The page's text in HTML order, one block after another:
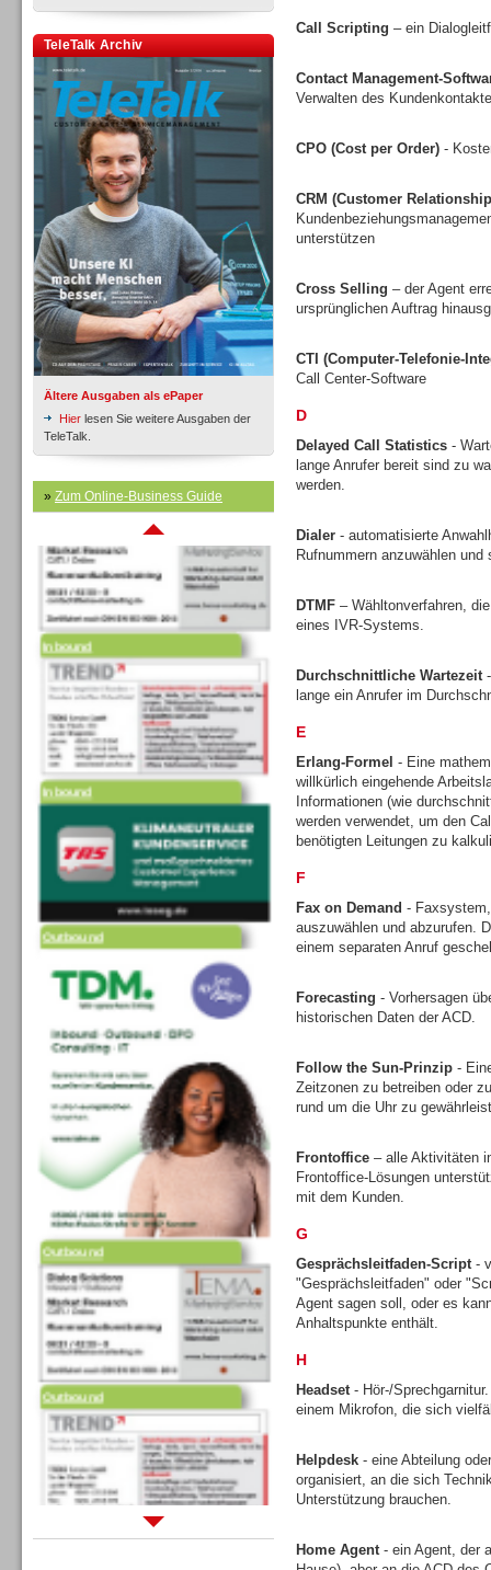
TeleTalk Archiv
Ältere Ausgaben als ePaper
Hier lesen Sie weitere Ausgaben der
TeleTalk.
» Zum Online-Business Guide
Inbound
Inbound
Inbound
Inbound
Inbound
Outbound
Outbound
Outbound
Sprachdialogsysteme u. Ki/
Call Scripting – ein
Contact Management-
Verwalten des
CPO (Cost per Order) -
CRM (Customer
unterstützen
Cross Selling – der Agent
ursprünglichen Auftrag
CTI (Computer-Telefonie-
Call Center-Software
D
Delayed Call Statistics -
lange Anrufer bereit sind zu
werden.
Dialer - automatisierte
Rufnummern anzuwählen
DTMF – Wähltonverfahren,
eines IVR-Systems.
Durchschnittliche Wartezeit-
lange ein Anrufer im
E
Erlang-Formel - Eine
willkürlich eingehende
Informationen (wie
werden verwendet, um den
benötigten Leitungen zu
F
Fax on Demand -
auszuwählen und abzurufen.
einem separaten Anruf
Forecasting - Vorhersagen
historischen Daten der ACD.
Follow the Sun-Prinzip -
Zeitzonen zu betreiben oder
rund um die Uhr zu
Frontoffice – alle Aktivitäten
Frontoffice-Lösungen
mit dem Kunden.
G
Gesprächsleitfaden-Script-
"Gesprächsleitfaden" oder
Agent sagen soll, oder es
Anhaltspunkte enthält.
H
Headset- Hör-/
einem Mikrofon, die sich
Helpdesk - eine Abteilung
organisiert, an die sich
Unterstützung brauchen.
Home Agent- ein Agent, der